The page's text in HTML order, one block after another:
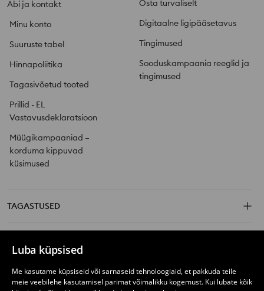
Luba küpsised
Me kasutame küpsiseid või sarnaseid tehnoloogiaid, et pakkuda teile
meie veebilehe kasutamisel parimat võimalikku kogemust. Kui lubate kõik
Abi ja kontakt
Minu konto
Suuruste tabel
Hinnapoliitika
Tagasivõetud tooted
Prillid - EL
Vastavusdeklaratsioon
Müügikampaaniad –
korduma kippuvad
küsimused
Osta turvaliselt
Digitaalne ligipääsetavus
Tingimused
Sooduskampaania reeglid ja
tingimused
TAGASTUSED
JÄLGI MEID